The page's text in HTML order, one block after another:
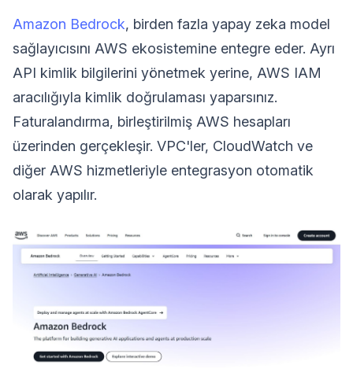
Amazon Bedrock, birden fazla yapay zeka model
sağlayıcısını AWS ekosistemine entegre eder. Ayrı
API kimlik bilgilerini yönetmek yerine, AWS IAM
aracılığıyla kimlik doğrulaması yaparsınız.
Faturalandırma, birleştirilmiş AWS hesapları
üzerinden gerçekleşir. VPC'ler, CloudWatch ve
diğer AWS hizmetleriyle entegrasyon otomatik
olarak yapılır.